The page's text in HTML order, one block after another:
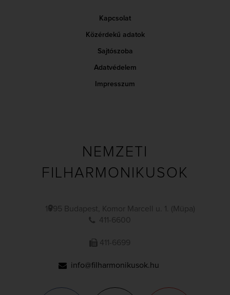
Kapcsolat
Közérdekű adatok
Sajtószoba
Adatvédelem
Impresszum
NEMZETI
FILHARMONIKUSOK
1095 Budapest, Komor Marcell u. 1. (Müpa)
411-6600
411-6699
info@filharmonikusok.hu